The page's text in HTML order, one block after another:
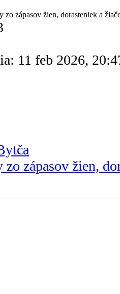
zo zápasov žien, dorasteniek a
11 feb 2026,
zápasov žien,